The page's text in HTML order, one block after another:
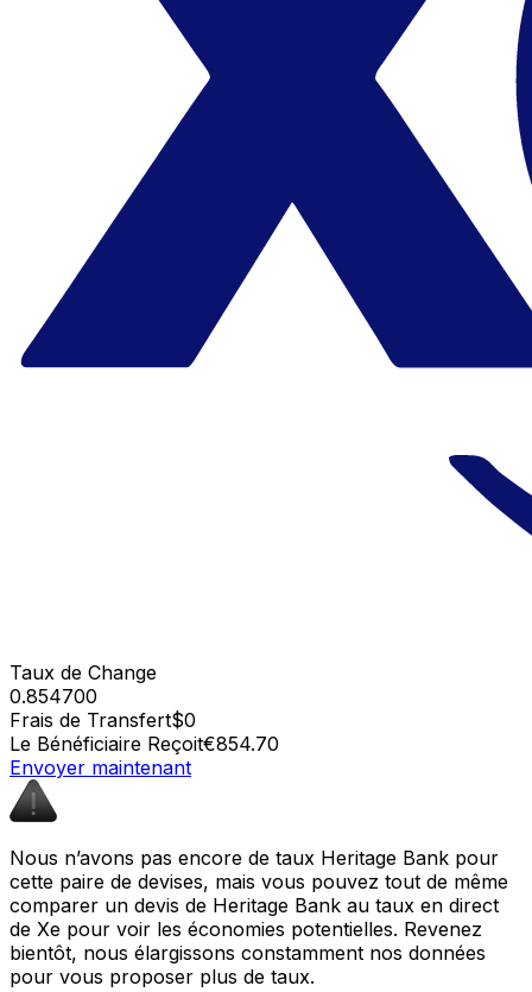
Taux de Change
0.854700
Frais de Transfert$0
Le Bénéficiaire Reçoit€854.70
Envoyer maintenant
Nous n’avons pas encore de taux Heritage Bank pour
cette paire de devises, mais vous pouvez tout de même
comparer un devis de Heritage Bank au taux en direct
de Xe pour voir les économies potentielles. Revenez
bientôt, nous élargissons constamment nos données
pour vous proposer plus de taux.